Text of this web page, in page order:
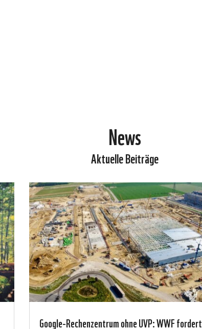
News
Aktuelle Beiträge
Google-Rechenzentrum ohne UVP: WWF fordert